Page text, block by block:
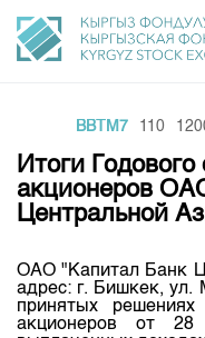
Финансовый рынок KG
О нас
Общая
Акционеры
Направления
Товарно-сырьевой
Нормативная
BBTM7 110 1200
Итоги
акционеров
Центральной
ОАО "Капитал Банк
адрес: г. Бишкек, ул.
принятых
акционеров от